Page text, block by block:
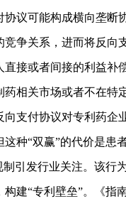
协议可能构成横向垄
争关系，进而将反向
接或者间接的利益补
相关市场或者不在特
支付协议对专利药企
种“双赢”的代价是患
制引发行业关注。该
建“专利壁垒”。《指